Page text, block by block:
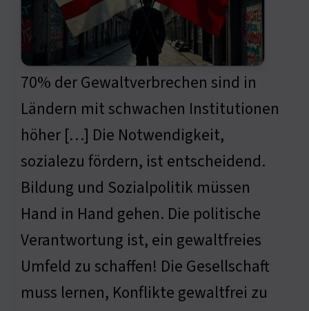
70% der Gewaltverbrechen sind in
Ländern mit schwachen Institutionen
höher […] Die Notwendigkeit,
sozialezu fördern, ist entscheidend.
Bildung und Sozialpolitik müssen
Hand in Hand gehen. Die politische
Verantwortung ist, ein gewaltfreies
Umfeld zu schaffen! Die Gesellschaft
muss lernen, Konflikte gewaltfrei zu